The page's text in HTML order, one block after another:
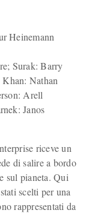
Heinemann
Surak: Barry
Nathan
Arell
Janos
riceve un
di salire a bordo
sul pianeta. Qui
scelti per una
rappresentati da